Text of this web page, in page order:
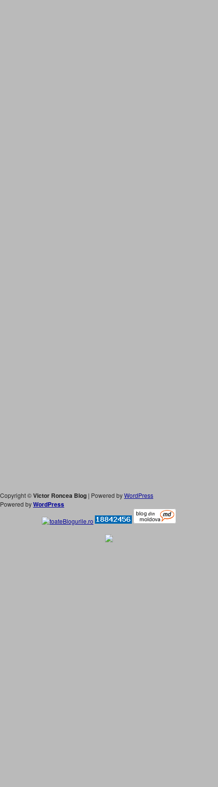
Copyright ©Victor Roncea Blog | Powered byWordPress
Powered byWordPress